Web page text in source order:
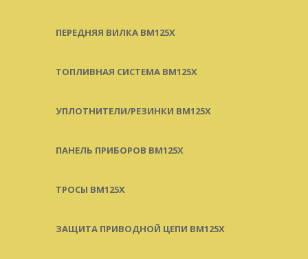
ПЕРЕДНЯЯ ВИЛКА BM125X
ТОПЛИВНАЯ СИСТЕМА BM125X
УПЛОТНИТЕЛИ/РЕЗИНКИ BM125X
ПАНЕЛЬ ПРИБОРОВ BM125X
ТРОСЫ BM125X
ЗАЩИТА ПРИВОДНОЙ ЦЕПИ BM125X